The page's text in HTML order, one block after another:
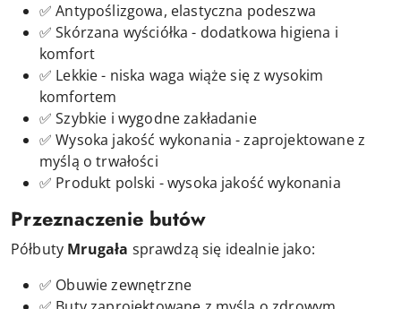
✅ Antypoślizgowa, elastyczna podeszwa
✅ Skórzana wyściółka - dodatkowa higiena i
komfort
✅ Lekkie - niska waga wiąże się z wysokim
komfortem
✅ Szybkie i wygodne zakładanie
✅ Wysoka jakość wykonania - zaprojektowane z
myślą o trwałości
✅ Produkt polski - wysoka jakość wykonania
Przeznaczenie butów
Półbuty Mrugała sprawdzą się idealnie jako:
✅ Obuwie zewnętrzne